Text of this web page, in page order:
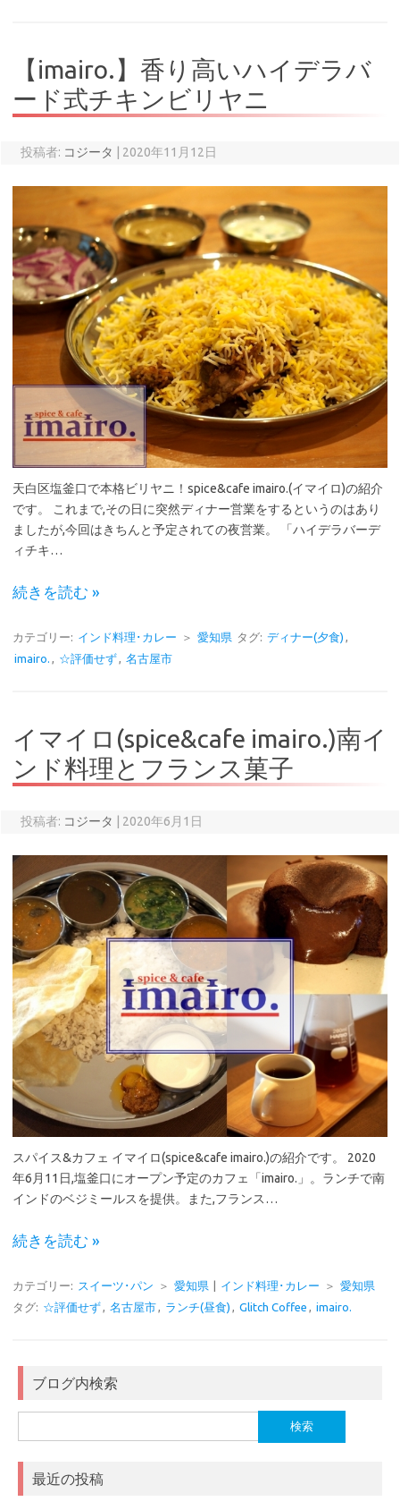
【imairo.】香り高いハイデラバ
ード式チキンビリヤニ
投稿者: コジータ 2020年11月12日
天白区塩釜口で本格ビリヤニ！spice&cafe imairo.(イマイロ)の紹介
です。 これまで,その日に突然ディナー営業をするというのはあり
ましたが,今回はきちんと予定されての夜営業。 「ハイデラバーデ
ィチキ…
続きを読む »
カテゴリー: インド料理･カレー ＞ 愛知県 タグ: ディナー(夕食) ,
imairo. , ☆評価せず, 名古屋市
イマイロ(spice&cafe imairo.)南イ
ンド料理とフランス菓子
投稿者: コジータ 2020年6月1日
スパイス&カフェ イマイロ(spice&cafe imairo.)の紹介です。 2020
年6月11日,塩釜口にオープン予定のカフェ「imairo.」。ランチで南
インドのベジミールスを提供。また,フランス…
続きを読む »
カテゴリー: スイーツ･パン ＞ 愛知県 インド料理･カレー ＞ 愛知県
タグ: ☆評価せず, 名古屋市, ランチ(昼食) , Glitch Coffee , imairo.
ブログ内検索
索:
最近の投稿